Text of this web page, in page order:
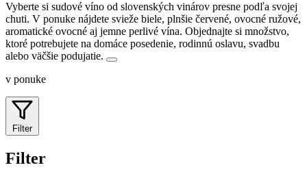
Vyberte si sudové víno od slovenských vinárov presne podľa svojej
chuti. V ponuke nájdete svieže biele, plnšie červené, ovocné ružové,
aromatické ovocné aj jemne perlivé vína. Objednajte si množstvo,
ktoré potrebujete na domáce posedenie, rodinnú oslavu, svadbu
alebo väčšie podujatie.
v ponuke
Filter
Filter